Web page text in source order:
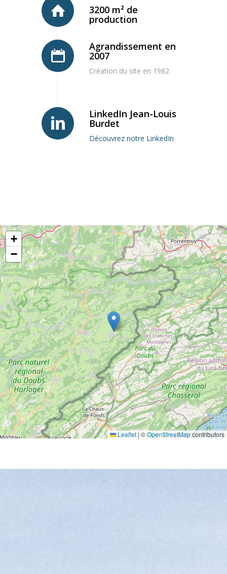
3200 m² de
production
Agrandissement en
2007
Création du site en 1982
LinkedIn Jean-Louis
Burdet
Découvrez notre LinkedIn
+
−
Leaflet | ©OpenStreetMapcontributors